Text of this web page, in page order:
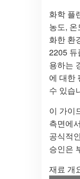
화학 플
농도,
화한 환
2205 듀
용하는
에 대한
수 있습
이 가이
측면에
공식적
승인은
재료 개